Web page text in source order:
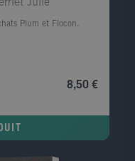
Julie
Plum et Flocon.
8,50 €